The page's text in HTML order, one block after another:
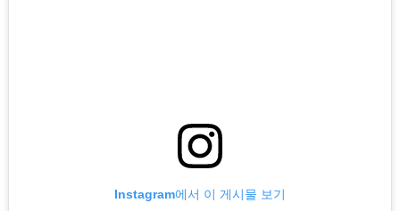
Instagram에서 이 게시물 보기